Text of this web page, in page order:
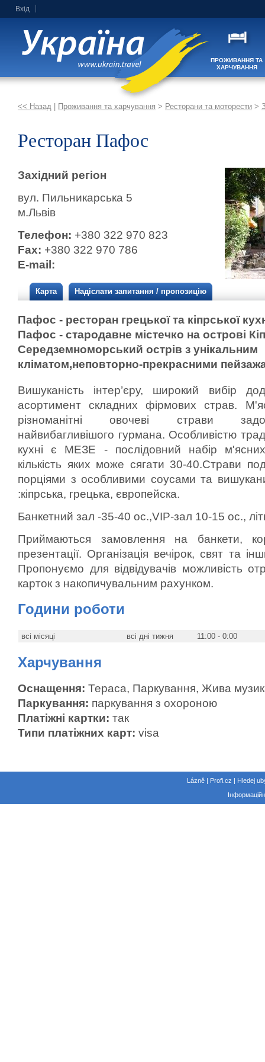
Вхід
ПРОЖИВАННЯ ТА
ХАРЧУВАННЯ
<< Назад Проживання та харчування > Ресторани та моторести >
Ресторан Пафос
Західний регіон
вул. Пильникарська 5
м.Львів
Телефон: +380 322 970 823
Fax: +380 322 970 786
E-mail:
Карта Надіслати запитання / пропозицію
Пафос - ресторан грецької та кіпрської
Пафос - стародавне містечко на острові
Середземноморський острів з унікальним
кліматом,неповторно-прекрасними
Вишуканість інтер’єру, широкий вибір
асортимент складних фірмових страв.
різноманітні овочеві страви
найвибагливішого гурмана. Особливістю
кухні є МЕЗЕ - послідовний набір
кількість яких може сягати 30-40.Страви
порціями з особливими соусами та
:кіпрська, грецька, європейска.
Банкетний зал -35-40 ос.,VIP-зал 10-15 ос.,
Приймаються замовлення на банкети,
презентації. Організація вечірок, свят та
Пропонуємо для відвідувачів можливість
карток з накопичувальним рахунком.
Години роботи
всі місяці всі дні тижня 11:00 - 0:00
Харчування
Оснащення: Тераса, Паркування, Жива
Паркування: паркування з охороною
Платіжні картки: так
Типи платіжних карт: visa
Lázně | Profi.cz | Hledej